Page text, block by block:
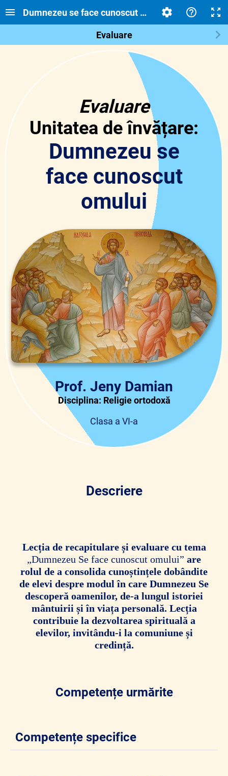
Dumnezeu se face cunoscut omului
Evaluare
Evaluare
Unitatea de învățare:
Dumnezeu se
face cunoscut
omului
Prof. Jeny Damian
Disciplina: Religie ortodoxă
Clasa a VI-a
Descriere
Lecția de recapitulare și evaluare cu tema
„Dumnezeu Se face cunoscut omului” are
rolul de a consolida cunoștințele dobândite
de elevi despre modul în care Dumnezeu Se
descoperă oamenilor, de-a lungul istoriei
mântuirii și în viața personală. Lecția
contribuie la dezvoltarea spirituală a
elevilor, invitându-i la comuniune și
credință.
Competențe urmărite
Competențe specifice